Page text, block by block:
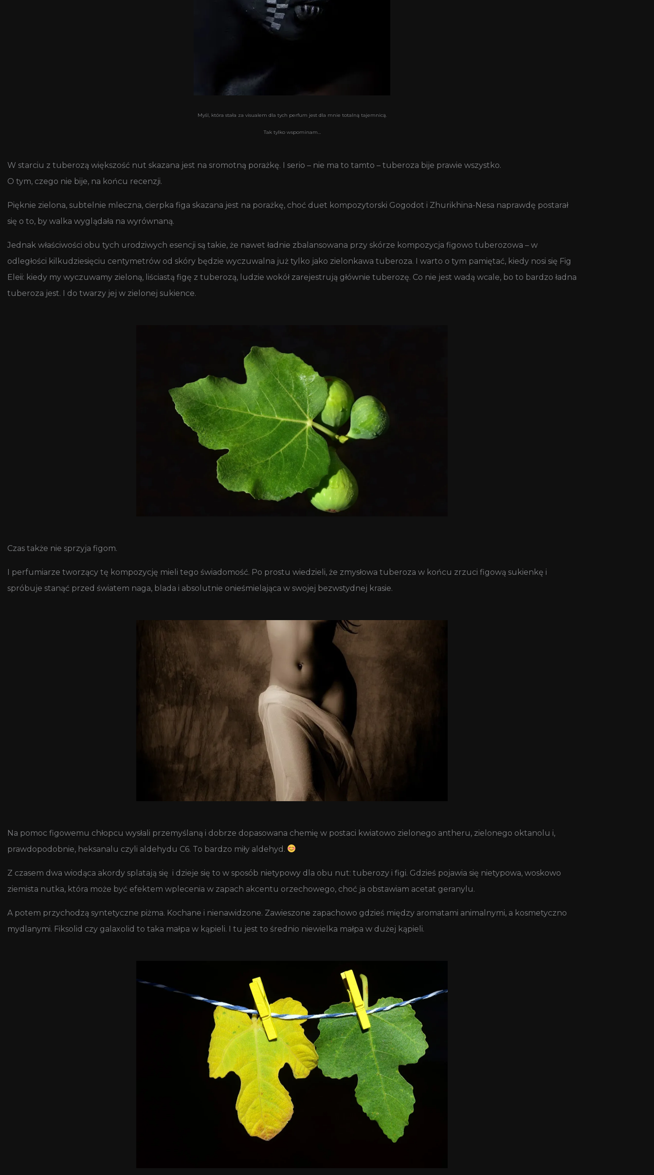
Myśl, która stała za visualem dla tych perfum jest dla mnie totalną tajemnicą.
Tak tylko wspominam…
W starciu z tuberozą większość nut skazana jest na sromotną porażkę. I serio – nie ma to tamto – tuberoza bije prawie wszystko.
O tym, czego nie bije, na końcu recenzji.
Pięknie zielona, subtelnie mleczna, cierpka figa skazana jest na porażkę, choć duet kompozytorski Gogodot i Zhurikhina-Nesa naprawdę postarał
się o to, by walka wyglądała na wyrównaną.
Jednak właściwości obu tych urodziwych esencji są takie, że nawet ładnie zbalansowana przy skórze kompozycja figowo tuberozowa – w
odległości kilkudziesięciu centymetrów od skóry będzie wyczuwalna już tylko jako zielonkawa tuberoza. I warto o tym pamiętać, kiedy nosi się Fig
Eleii: kiedy my wyczuwamy zieloną, liściastą figę z tuberozą, ludzie wokół zarejestrują głównie tuberozę. Co nie jest wadą wcale, bo to bardzo ładna
tuberoza jest. I do twarzy jej w zielonej sukience.
Czas także nie sprzyja figom.
I perfumiarze tworzący tę kompozycję mieli tego świadomość. Po prostu wiedzieli, że zmysłowa tuberoza w końcu zrzuci figową sukienkę i
spróbuje stanąć przed światem naga, blada i absolutnie onieśmielająca w swojej bezwstydnej krasie.
Na pomoc figowemu chłopcu wysłali przemyślaną i dobrze dopasowana chemię w postaci kwiatowo zielonego antheru, zielonego oktanolu i,
prawdopodobnie, heksanalu czyli aldehydu C6. To bardzo miły aldehyd.
Z czasem dwa wiodąca akordy splatają się i dzieje się to w sposób nietypowy dla obu nut: tuberozy i figi. Gdzieś pojawia się nietypowa, woskowo
ziemista nutka, która może być efektem wplecenia w zapach akcentu orzechowego, choć ja obstawiam acetat geranylu.
A potem przychodzą syntetyczne piżma. Kochane i nienawidzone. Zawieszone zapachowo gdzieś między aromatami animalnymi, a kosmetyczno
mydlanymi. Fiksolid czy galaxolid to taka małpa w kąpieli. I tu jest to średnio niewielka małpa w dużej kąpieli.